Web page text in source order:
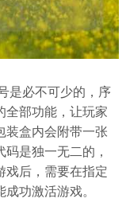
是必不可少的，序
全部功能，让玩家
装盒内会附带一张
是独一无二的，
戏后，需要在指定
功激活游戏。